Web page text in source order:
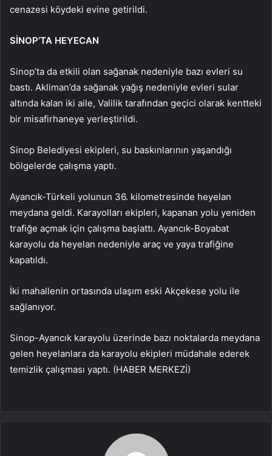
cenazesi köydeki evine getirildi.
SİNOP’TA HEYECAN
Sinop’ta da etkili olan sağanak nedeniyle bazı evleri su
bastı. Akliman’da sağanak yağış nedeniyle evleri sular
altında kalan iki aile, Valilik tarafından geçici olarak kentteki
bir misafirhaneye yerleştirildi.
Sinop Belediyesi ekipleri, su baskınlarının yaşandığı
bölgelerde çalışma yaptı.
Ayancık-Türkeli yolunun 36. kilometresinde heyelan
meydana geldi. Karayolları ekipleri, kapanan yolu yeniden
trafiğe açmak için çalışma başlattı. Ayancık-Boyabat
karayolu da heyelan nedeniyle araç ve yaya trafiğine
kapatıldı.
İki mahallenin ortasında ulaşım eski Akçekese yolu ile
sağlanıyor.
Sinop-Ayancık karayolu üzerinde bazı noktalarda meydana
gelen heyelanlara da karayolu ekipleri müdahale ederek
temizlik çalışması yaptı. (HABER MERKEZİ)